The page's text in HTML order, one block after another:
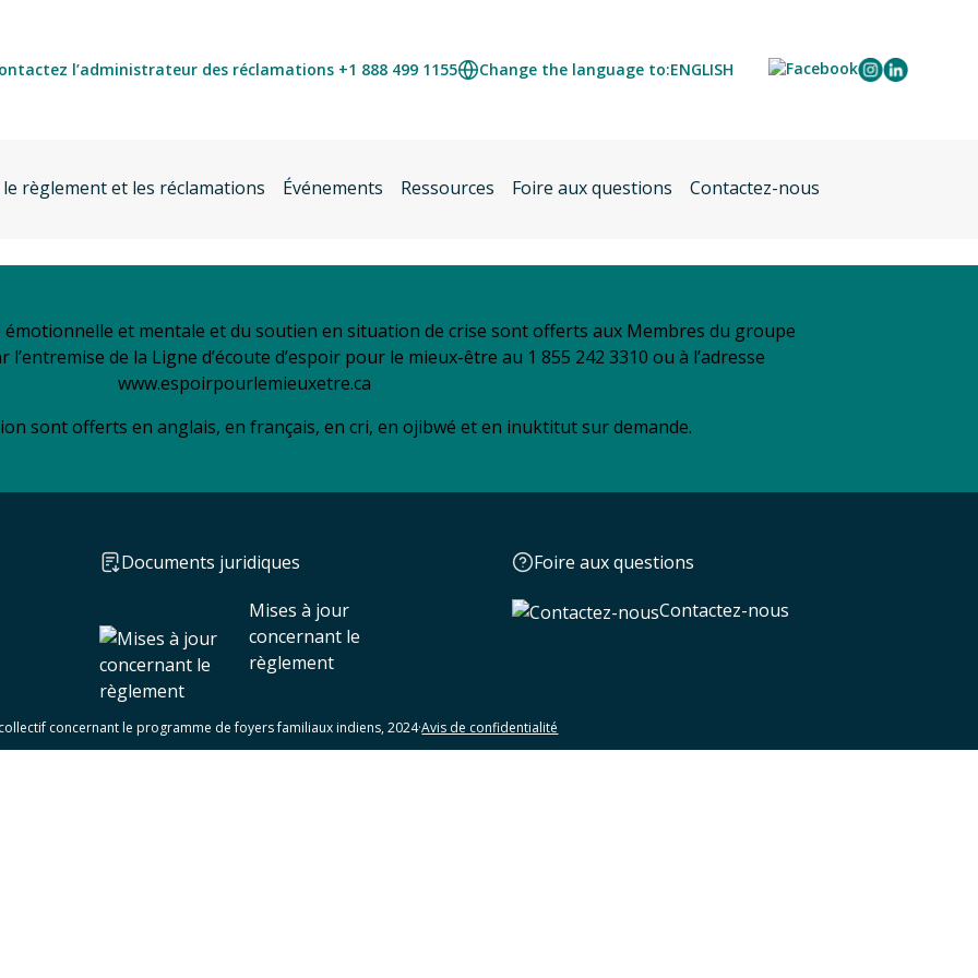
l’administrateur des réclamations +1 888 499 1155 Change the language to:ENGLISH
règlement et les réclamations Événements Ressources Foire aux questions Contactez-nous
émotionnelle et mentale et du soutien en situation de crise sont offerts aux Membres du groupe
de la Ligne d’écoute d’espoir pour le mieux-être au 1 855 242 3310 ou à l’adresse
www.espoirpourlemieuxetre.ca
sont offerts en anglais, en français, en cri, en ojibwé et en inuktitut sur demande.
Documents juridiques
Foire aux questions
Mises à jour
concernant le
règlement
Contactez-nous
concernant le programme de foyers familiaux indiens, 2024·Avis de confidentialité